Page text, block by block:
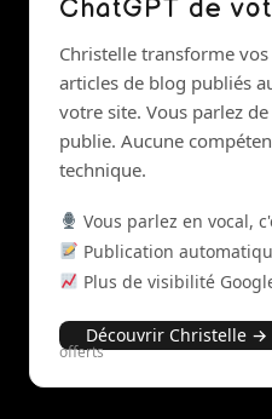
ChatGPT de
Christelle transforme
articles de blog publiés
votre site. Vous parlez
publie. Aucune
technique.
Vous parlez en vocal,
Publication
Plus de visibilité
Découvrir Christelle →
offerts